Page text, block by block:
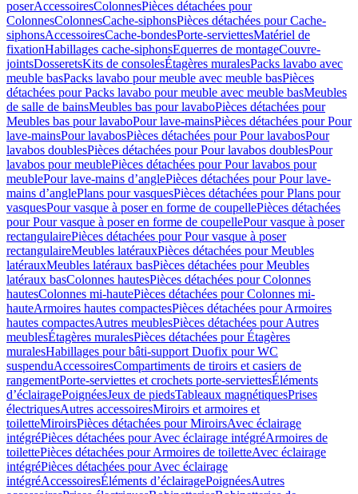
poserAccessoiresColonnesPièces détachées pour
ColonnesColonnesCache-siphonsPièces détachées pour Cache-
siphonsAccessoiresCache-bondesPorte-serviettesMatériel de
fixationHabillages cache-siphonsEquerres de montageCouvre-
jointsDosseretsKits de consolesÉtagères muralesPacks lavabo avec
meuble basPacks lavabo pour meuble avec meuble basPièces
détachées pour Packs lavabo pour meuble avec meuble basMeubles
de salle de bainsMeubles bas pour lavaboPièces détachées pour
Meubles bas pour lavaboPour lave-mainsPièces détachées pour Pour
lave-mainsPour lavabosPièces détachées pour Pour lavabosPour
lavabos doublesPièces détachées pour Pour lavabos doublesPour
lavabos pour meublePièces détachées pour Pour lavabos pour
meublePour lave-mains d’anglePièces détachées pour Pour lave-
mains d’anglePlans pour vasquesPièces détachées pour Plans pour
vasquesPour vasque à poser en forme de coupellePièces détachées
pour Pour vasque à poser en forme de coupellePour vasque à poser
rectangulairePièces détachées pour Pour vasque à poser
rectangulaireMeubles latérauxPièces détachées pour Meubles
latérauxMeubles latéraux basPièces détachées pour Meubles
latéraux basColonnes hautesPièces détachées pour Colonnes
hautesColonnes mi-hautePièces détachées pour Colonnes mi-
hauteArmoires hautes compactesPièces détachées pour Armoires
hautes compactesAutres meublesPièces détachées pour Autres
meublesÉtagères muralesPièces détachées pour Étagères
muralesHabillages pour bâti-support Duofix pour WC
suspenduAccessoiresCompartiments de tiroirs et casiers de
rangementPorte-serviettes et crochets porte-serviettesÉléments
d’éclairagePoignéesJeux de piedsTableaux magnétiquesPrises
électriquesAutres accessoiresMiroirs et armoires et
toiletteMiroirsPièces détachées pour MiroirsAvec éclairage
intégréPièces détachées pour Avec éclairage intégréArmoires de
toilettePièces détachées pour Armoires de toiletteAvec éclairage
intégréPièces détachées pour Avec éclairage
intégréAccessoiresÉléments d’éclairagePoignéesAutres